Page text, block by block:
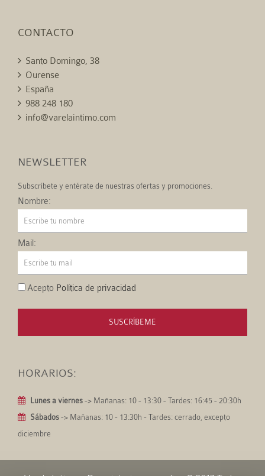
CONTACTO
Santo Domingo, 38
Ourense
España
988 248 180
info@varelaintimo.com
NEWSLETTER
Subscríbete y entérate de nuestras ofertas y promociones.
Nombre:
Mail:
Acepto Política de privacidad
SUSCRÍBEME
HORARIOS:
Lunes a viernes -> Mañanas: 10 - 13:30 - Tardes: 16:45 - 20:30h
Sábados -> Mañanas: 10 - 13:30h - Tardes: cerrado, excepto
diciembre